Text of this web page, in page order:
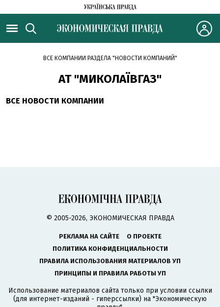
ВСЕ КОМПАНИИ РАЗДЕЛА "НОВОСТИ КОМПАНИЙ"
АТ "МИКОЛАЇВГАЗ"
ВСЕ НОВОСТИ КОМПАНИИ
© 2005-2026, ЭКОНОМИЧЕСКАЯ ПРАВДА
РЕКЛАМА НА САЙТЕ
О ПРОЕКТЕ
ПОЛИТИКА КОНФИДЕНЦИАЛЬНОСТИ
ПРАВИЛА ИСПОЛЬЗОВАНИЯ МАТЕРИАЛОВ УП
ПРИНЦИПЫ И ПРАВИЛА РАБОТЫ УП
Использование материалов сайта только при условии ссылки
(для интернет-изданий - гиперссылки) на "Экономическую